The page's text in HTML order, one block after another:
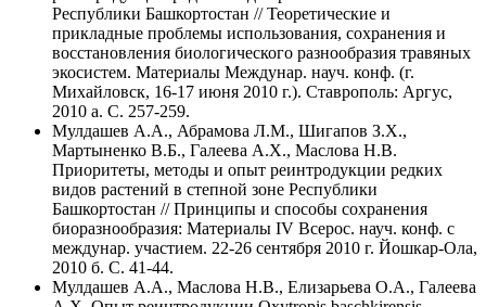
Республики Башкортостан // Теоретические и
прикладные проблемы использования, сохранения и
восстановления биологического разнообразия травяных
экосистем. Материалы Междунар. науч. конф. (г.
Михайловск, 16-17 июня 2010 г.). Ставрополь: Аргус,
2010 а. С. 257-259.
Мулдашев А.А., Абрамова Л.М., Шигапов З.Х.,
Мартыненко В.Б., Галеева А.Х., Маслова Н.В.
Приоритеты, методы и опыт реинтродукции редких
видов растений в степной зоне Республики
Башкортостан // Принципы и способы сохранения
биоразнообразия: Материалы IV Всерос. науч. конф. с
междунар. участием. 22-26 сентября 2010 г. Йошкар-Ола,
2010 б. С. 41-44.
Мулдашев А.А., Маслова Н.В., Елизарьева О.А., Галеева